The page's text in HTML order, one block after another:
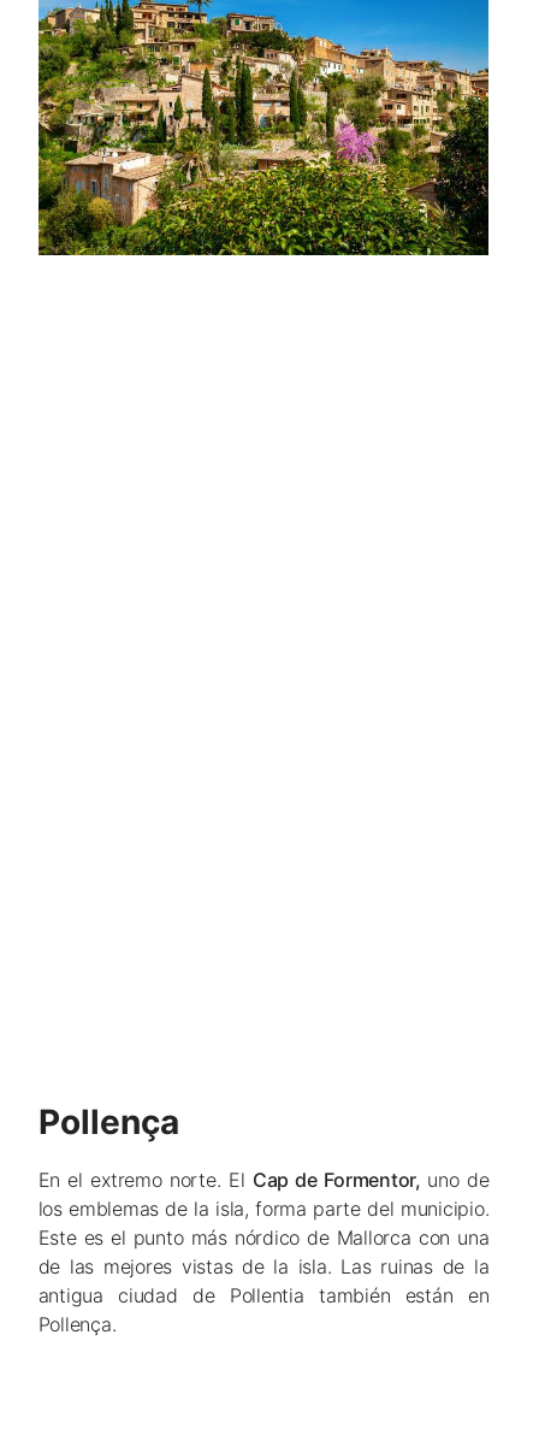
Pollença
En el extremo norte. El Cap de Formentor, uno de
los emblemas de la isla, forma parte del municipio.
Este es el punto más nórdico de Mallorca con una
de las mejores vistas de la isla. Las ruinas de la
antigua ciudad de Pollentia también están en
Pollença.